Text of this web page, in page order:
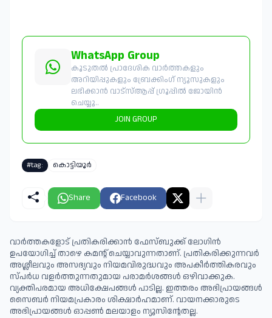
WhatsApp Group
കൂടുതൽ പ്രാദേശിക വാർത്തകളും
അറിയിപ്പുകളും ബ്രേക്കിംഗ് ന്യൂസുകളും
ലഭിക്കാൻ വാട്സ്ആപ്പ് ഗ്രൂപ്പിൽ ജോയിൻ
ചെയ്യൂ..
JOIN GROUP
#tag: കൊട്ടിയൂർ
Share Facebook
വാർത്തകളോട് പ്രതികരിക്കാൻ ഫേസ്ബുക്ക് ലോഗിൻ
ഉപയോഗിച്ച് താഴെ കമന്റ് ചെയ്യാവുന്നതാണ്. പ്രതികരിക്കുന്നവര്‍
അശ്ലീലവും അസഭ്യവും നിയമവിരുദ്ധവും അപകീര്‍ത്തികരവും
സ്പര്‍ധ വളര്‍ത്തുന്നതുമായ പരാമര്‍ശങ്ങള്‍ ഒഴിവാക്കുക.
വ്യക്തിപരമായ അധിക്ഷേപങ്ങള്‍ പാടില്ല. ഇത്തരം അഭിപ്രായങ്ങള്‍
സൈബര്‍ നിയമപ്രകാരം ശിക്ഷാര്‍ഹമാണ്. വായനക്കാരുടെ
അഭിപ്രായങ്ങള്‍ ഓപ്പൺ മലയാളം ന്യൂസിന്റേതല്ല.